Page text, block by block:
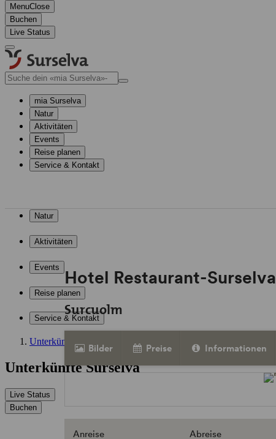
MenuClose
Buchen
Live Status
mia Surselva
Natur
Aktivitäten
Events
Reise planen
Service & Kontakt
Natur
Aktivitäten
Events
Reise planen
Service & Kontakt
Unterkünfte
Unterkünfte Surselva
Live Status
Buchen
Hotel Restaurant-Surselva
Surcuolm
Bilder Preise Informationen
Anreise Abreise